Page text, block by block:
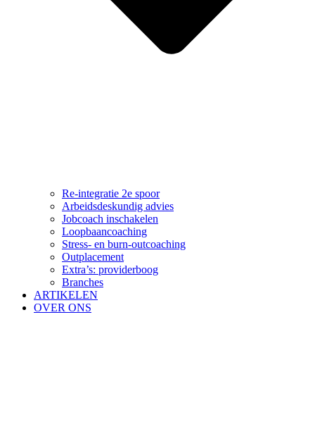
Re-integratie 2e spoor
Arbeidsdeskundig advies
Jobcoach inschakelen
Loopbaancoaching
Stress- en burn-outcoaching
Outplacement
Extra’s: providerboog
Branches
ARTIKELEN
OVER ONS